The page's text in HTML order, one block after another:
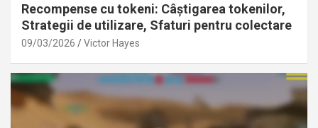
Recompense cu tokeni: Câștigarea tokenilor,
Strategii de utilizare, Sfaturi pentru colectare
09/03/2026 Victor Hayes